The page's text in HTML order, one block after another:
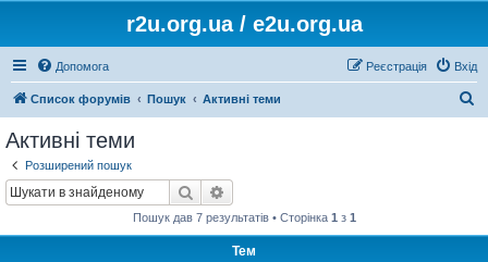
r2u.org.ua / e2u.org.ua
Допомога Вхід
Реєстрація
Список форумів Пошук Активні теми
Активні теми
Розширений пошук
Пошук
Пошук дав 7 результатів • Сторінка 1 з 1
Тем